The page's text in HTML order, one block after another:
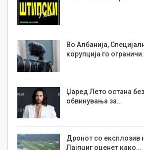
Во Албанија,
корупција го
Џаред Лето остана
обвинувања за…
Дронот со експлозив
Лајпциг оценет како…